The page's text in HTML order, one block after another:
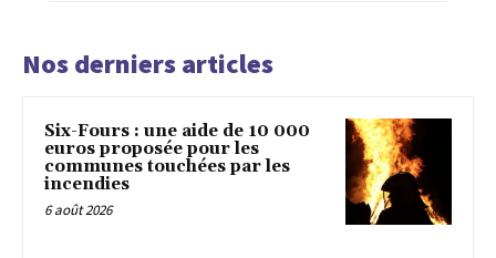
Nos derniers articles
Six-Fours : une aide de 10 000
euros proposée pour les
communes touchées par les
incendies
6 août 2026